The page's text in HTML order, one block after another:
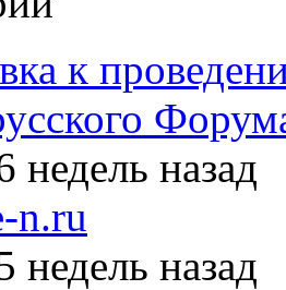
к
недель назад
n.ru
недель назад